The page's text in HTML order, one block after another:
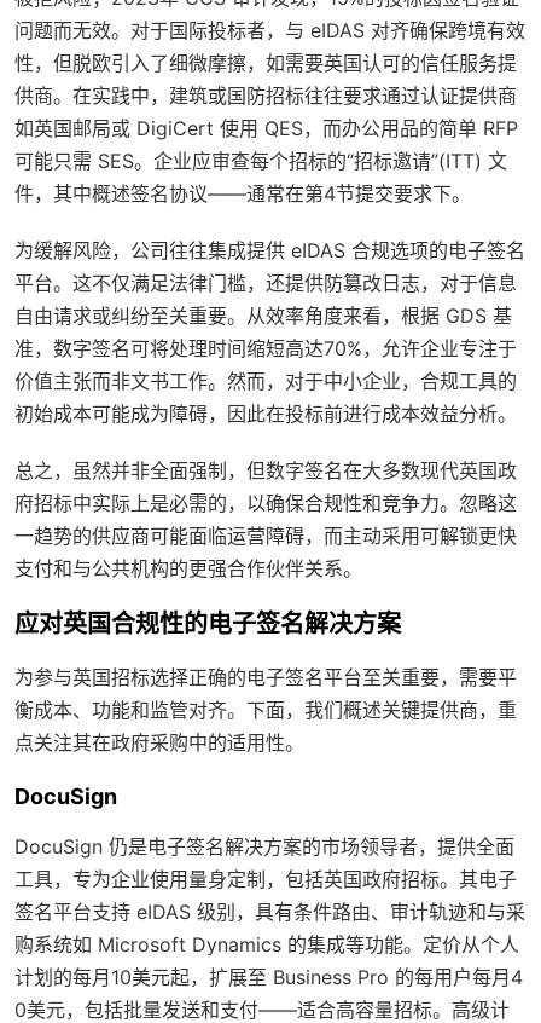
问题而无效。对于国际投标者，与 eIDAS 对齐确保跨境有效
性，但脱欧引入了细微摩擦，如需要英国认可的信任服务提
供商。在实践中，建筑或国防招标往往要求通过认证提供商
如英国邮局或 DigiCert 使用 QES，而办公用品的简单 RFP
可能只需 SES。企业应审查每个招标的“招标邀请”(ITT) 文
件，其中概述签名协议——通常在第4节提交要求下。
为缓解风险，公司往往集成提供 eIDAS 合规选项的电子签名
平台。这不仅满足法律门槛，还提供防篡改日志，对于信息
自由请求或纠纷至关重要。从效率角度来看，根据 GDS 基
准，数字签名可将处理时间缩短高达70%，允许企业专注于
价值主张而非文书工作。然而，对于中小企业，合规工具的
初始成本可能成为障碍，因此在投标前进行成本效益分析。
总之，虽然并非全面强制，但数字签名在大多数现代英国政
府招标中实际上是必需的，以确保合规性和竞争力。忽略这
一趋势的供应商可能面临运营障碍，而主动采用可解锁更快
支付和与公共机构的更强合作伙伴关系。
应对英国合规性的电子签名解决方案
为参与英国招标选择正确的电子签名平台至关重要，需要平
衡成本、功能和监管对齐。下面，我们概述关键提供商，重
点关注其在政府采购中的适用性。
DocuSign
DocuSign 仍是电子签名解决方案的市场领导者，提供全面
工具，专为企业使用量身定制，包括英国政府招标。其电子
签名平台支持 eIDAS 级别，具有条件路由、审计轨迹和与采
购系统如 Microsoft Dynamics 的集成等功能。定价从个人
计划的每月10美元起，扩展至 Business Pro 的每用户每月4
0美元，包括批量发送和支付——适合高容量招标。高级计